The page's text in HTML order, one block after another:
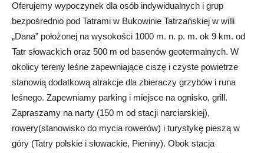
Oferujemy wypoczynek dla osób indywidualnych i grup
bezpośrednio pod Tatrami w Bukowinie Tatrzańskiej w willi
„Dana” położonej na wysokości 1000 m. n. p. m. ok 9 km. od
Tatr słowackich oraz 500 m od basenów geotermalnych. W
okolicy tereny leśne zapewniające ciszę i czyste powietrze
stanowią dodatkową atrakcje dla zbieraczy grzybów i runa
leśnego. Zapewniamy parking i miejsce na ognisko, grill.
Zapraszamy na narty (150 m od stacji narciarskiej),
rowery(stanowisko do mycia rowerów) i turystykę pieszą w
góry (Tatry polskie i słowackie, Pieniny). Obok stacja